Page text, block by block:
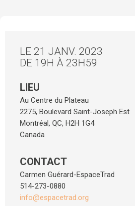
LE 21 JANV. 2023
DE 19H À 23H59
LIEU
Au Centre du Plateau
2275, Boulevard Saint-Joseph Est
Montréal, QC, H2H 1G4
Canada
CONTACT
Carmen Guérard-EspaceTrad
514-273-0880
info@espacetrad.org